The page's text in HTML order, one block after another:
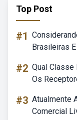
Top Post
#1
Brasileiras
#2 Qual
Os
#3 Atualmente
Comercial